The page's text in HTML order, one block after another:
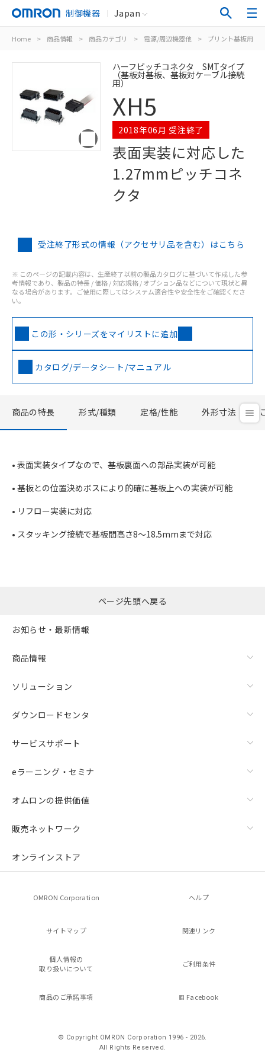
制御機器 Japan
Home > 商品情報 > 商品カテゴリ > 電源/周辺機器他 > プリント基板用コ
ハーフピッチコネクタ SMTタイプ
（基板対基板、基板対ケーブル接続
用）
XH5
2018年06月 受注終了
表面実装に対応した
1.27mmピッチコネ
クタ
受注終了形式の情報（アクセサリ品を含む）はこちら
※ このページの記載内容は、生産終了以前の製品カタログに基づいて作成した参
考情報であり、製品の特長 / 価格 / 対応規格 / オプション品などについて現状と異
なる場合があります。ご使用に際してはシステム適合性や安全性をご確認くださ
い。
この形・シリーズをマイリストに追加
カタログ/データシート/マニュアル
商品の特長 形式/種類 定格/性能 外形寸法
• 表面実装タイプなので、基板裏面への部品実装が可能
• 基板との位置決めボスにより的確に基板上への実装が可能
• リフロー実装に対応
• スタッキング接続で基板間高さ8～18.5mmまで対応
ページ先頭へ戻る
お知らせ・最新情報
商品情報
ソリューション
ダウンロードセンタ
サービスサポート
eラーニング・セミナ
オムロンの提供価値
販売ネットワーク
オンラインストア
OMRON Corporation ヘルプ
サイトマップ 関連リンク
個人情報の
取り扱いについて
ご利用条件
商品のご承諾事項 Facebook
© Copyright OMRON Corporation 1996 - 2026.
All Rights Reserved.